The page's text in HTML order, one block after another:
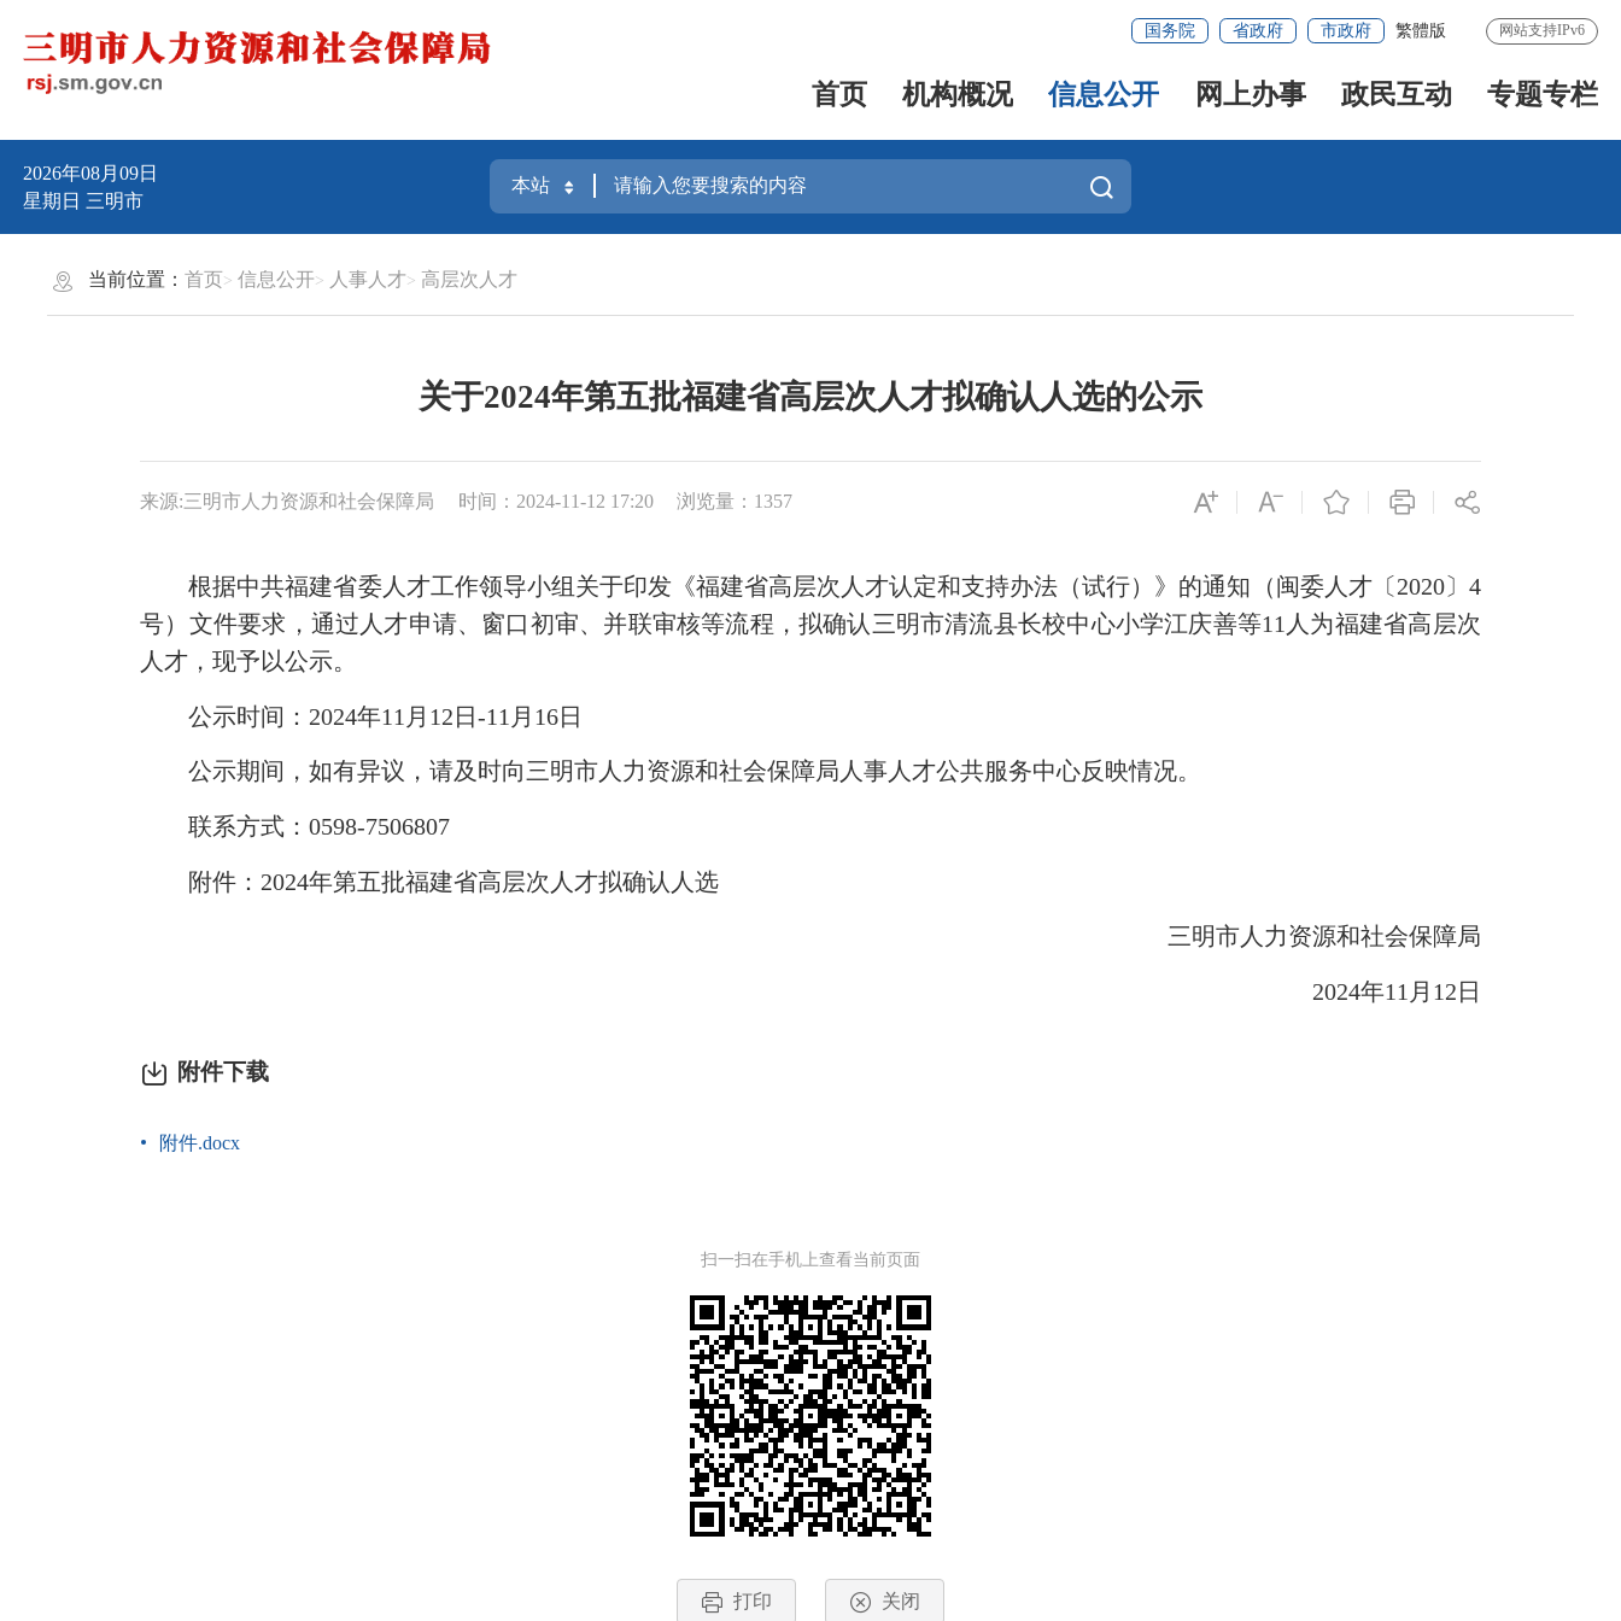
国务院 省政府 市政府 繁體版 网站支持IPv6
首页 机构概况 信息公开 网上办事 政民互动 专题专栏
2026年08月09日
星期日 三明市
当前位置：首页 信息公开 人事人才 高层次人才
关于2024年第五批福建省高层次人才拟确认人选的公示
来源:三明市人力资源和社会保障局 时间：2024-11-12 17:20 浏览量：1357
根据中共福建省委人才工作领导小组关于印发《福建省高层次人才认定和支持办法（试行）》的通知（闽委人才〔2020〕4
号）文件要求，通过人才申请、窗口初审、并联审核等流程，拟确认三明市清流县长校中心小学江庆善等11人为福建省高层次
人才，现予以公示。
公示时间：2024年11月12日-11月16日
公示期间，如有异议，请及时向三明市人力资源和社会保障局人事人才公共服务中心反映情况。
联系方式：0598-7506807
附件：2024年第五批福建省高层次人才拟确认人选
三明市人力资源和社会保障局
2024年11月12日
附件下载
附件.docx
扫一扫在手机上查看当前页面
打印 关闭